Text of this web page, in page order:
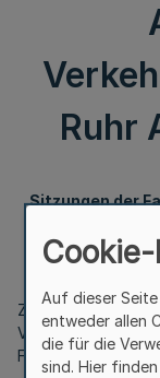
Ruhr
Sitzungen der
Bek. d.
Zur Vorbereitung
VRR AöR am 1.
Fachausschüsse
Auf dieser
entweder allen
die für die
sind. Hier